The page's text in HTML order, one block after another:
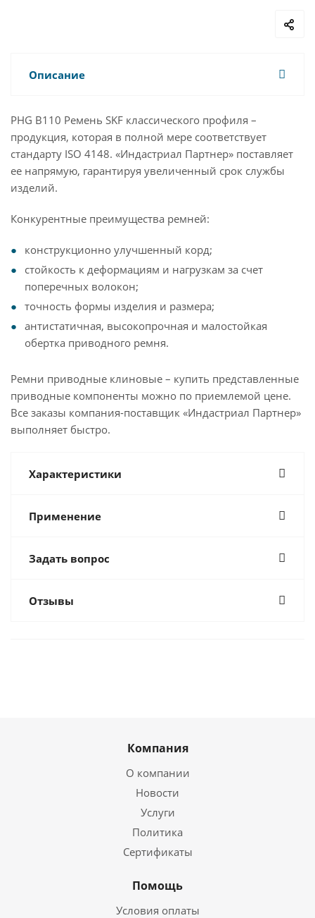
Описание
PHG B110 Ремень SKF классического профиля –
продукция, которая в полной мере соответствует
стандарту ISO 4148. «Индастриал Партнер» поставляет
ее напрямую, гарантируя увеличенный срок службы
изделий.
Конкурентные преимущества ремней:
конструкционно улучшенный корд;
стойкость к деформациям и нагрузкам за счет
поперечных волокон;
точность формы изделия и размера;
антистатичная, высокопрочная и малостойкая
обертка приводного ремня.
Ремни приводные клиновые – купить представленные
приводные компоненты можно по приемлемой цене.
Все заказы компания-поставщик «Индастриал Партнер»
выполняет быстро.
Характеристики
Применение
Задать вопрос
Отзывы
Компания
О компании
Новости
Услуги
Политика
Сертификаты
Помощь
Условия оплаты